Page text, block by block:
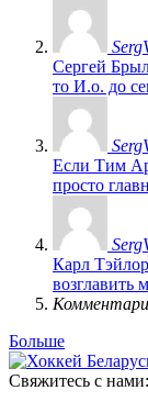
Сергей
то И.о. до
Если Тим
просто
Карл
возглавить
Больше
Свяжитесь с нами: